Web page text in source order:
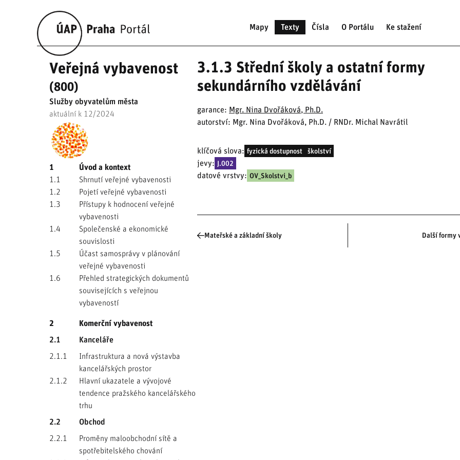
Mapy Texty Čísla O Portálu Ke stažení
Veřejná vybavenost
(800)
Služby obyvatelům města
aktuální k 12/2024
1
Úvod a kontext
1.1
Shrnutí veřejné vybavenosti
1.2
Pojetí veřejné vybavenosti
1.3
Přístupy k hodnocení veřejné
vybavenosti
1.4
Společenské a ekonomické
souvislosti
1.5
Účast samosprávy v plánování
veřejné vybavenosti
1.6
Přehled strategických dokumentů
souvisejících s veřejnou
vybaveností
2
Komerční vybavenost
2.1
Kanceláře
2.1.1
Infrastruktura a nová výstavba
kancelářských prostor
2.1.2
Hlavní ukazatele a vývojové
tendence pražského kancelářského
trhu
2.2
Obchod
2.2.1
Proměny maloobchodní sítě a
spotřebitelského chování
3.1.3 Střední školy a ostatní formy
sekundárního vzdělávání
garance: Mgr. Nina Dvořáková, Ph.D.
autorství: Mgr. Nina Dvořáková, Ph.D. / RNDr. Michal Navrátil
klíčová slova: fyzická dostupnost školství
jevy: J.002
datové vrstvy: OV_Skolstvi_b
Mateřské a základní školy Další formy